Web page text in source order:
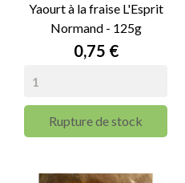
Yaourt à la fraise L'Esprit
Normand - 125g
Prix
0,75 €
Rupture de stock